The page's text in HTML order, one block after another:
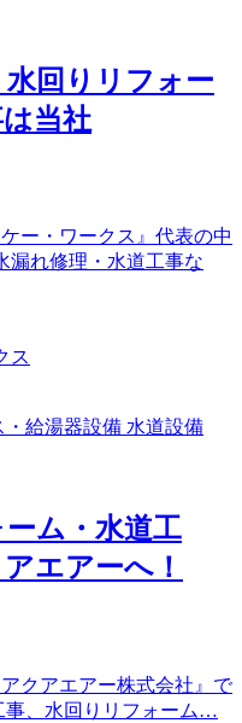
回りリフォー
当社
ー・ワークス』代表の中
漏れ修理・水道工事な
ス
給湯器設備 水道設備
ム・水道工
エアーへ！
クアエアー株式会社』で
事、水回りリフォーム…